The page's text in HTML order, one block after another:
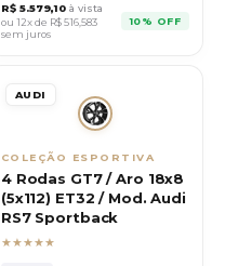
R$ 5.579,10 à vista
ou 12x de R$516,583
sem juros
10% OFF
AUDI
COLEÇÃO ESPORTIVA
4 Rodas GT7 / Aro 18x8
(5x112) ET32 / Mod. Audi
RS7 Sportback
★★★★★